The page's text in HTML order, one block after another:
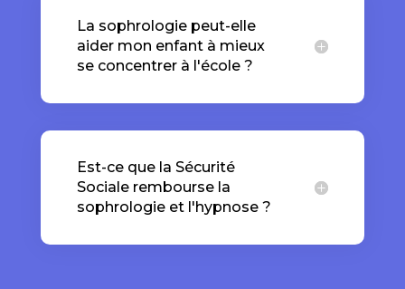
La sophrologie peut-elle
aider mon enfant à mieux
se concentrer à l'école ?
Est-ce que la Sécurité
Sociale rembourse la
sophrologie et l'hypnose ?